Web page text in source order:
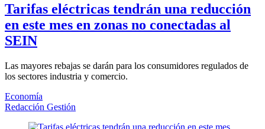
Tarifas eléctricas tendrán una reducción
en este mes en zonas no conectadas al
SEIN
Las mayores rebajas se darán para los consumidores regulados de
los sectores industria y comercio.
Economía
Redacción Gestión